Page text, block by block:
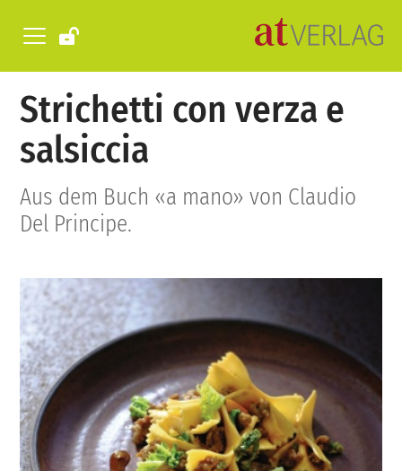
Strichetti con verza e
salsiccia
Aus dem Buch «a mano» von Claudio
Del Principe.